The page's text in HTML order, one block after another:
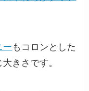
ーもコロンとした
きさです。